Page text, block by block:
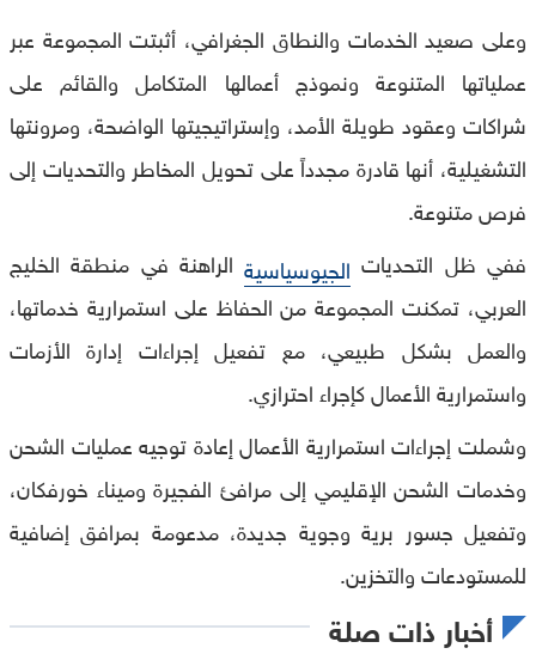
وعلى صعيد الخدمات والنطاق الجغرافي، أثبتت المجموعة عبر
عملياتها المتنوعة ونموذج أعمالها المتكامل والقائم على
شراكات وعقود طويلة الأمد، وإستراتيجيتها الواضحة، ومرونتها
التشغيلية، أنها قادرة مجدداً على تحويل المخاطر والتحديات إلى
فرص متنوعة.
ففي ظل التحديات الجيوسياسيةالراهنة في منطقة الخليج
العربي، تمكنت المجموعة من الحفاظ على استمرارية خدماتها،
والعمل بشكل طبيعي، مع تفعيل إجراءات إدارة الأزمات
واستمرارية الأعمال كإجراء احترازي.
وشملت إجراءات استمرارية الأعمال إعادة توجيه عمليات الشحن
وخدمات الشحن الإقليمي إلى مرافئ الفجيرة وميناء خورفكان،
وتفعيل جسور برية وجوية جديدة، مدعومة بمرافق إضافية
للمستودعات والتخزين.
أخبار ذات صلة